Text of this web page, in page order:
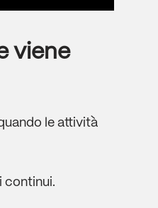
viene
le attività
continui.